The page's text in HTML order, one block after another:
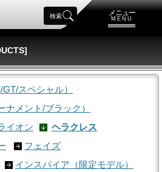
メニュー
MENU
検索
スペシャル）
ナメント/ブラック）
イオン
ヘラクレス
フェイズ
インスパイア（限定モデル）